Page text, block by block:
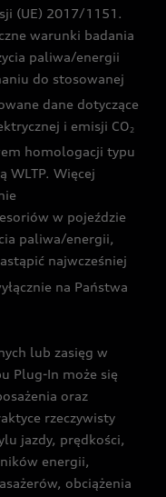
(UE) 2017/1151.
warunki badania
paliwa/energii
do stosowanej
dane dotyczące
i emisji CO2
homologacji typu
WLTP. Więcej
w pojeździe
paliwa/energii,
najwcześniej
na Państwa
lub zasięg w
Plug-In może się
oraz
rzeczywisty
jazdy, prędkości,
energii,
obciążenia